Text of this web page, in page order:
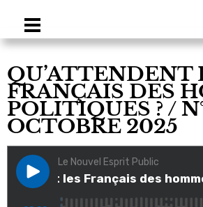
QU’ATTENDENT
FRANÇAIS DES
POLITIQUES ? /
OCTOBRE 2025